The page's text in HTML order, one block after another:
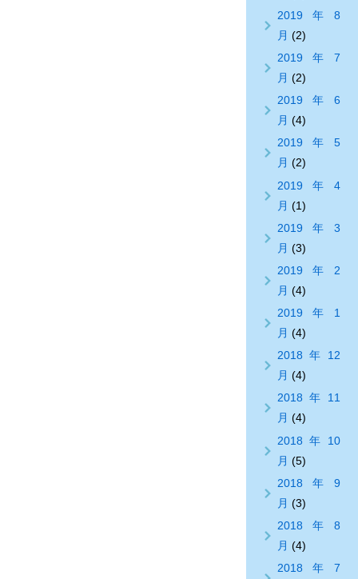
2019年8
月 (2)
2019年7
月 (2)
2019年6
月 (4)
2019年5
月 (2)
2019年4
月 (1)
2019年3
月 (3)
2019年2
月 (4)
2019年1
月 (4)
2018年12
月 (4)
2018年11
月 (4)
2018年10
月 (5)
2018年9
月 (3)
2018年8
月 (4)
2018年7